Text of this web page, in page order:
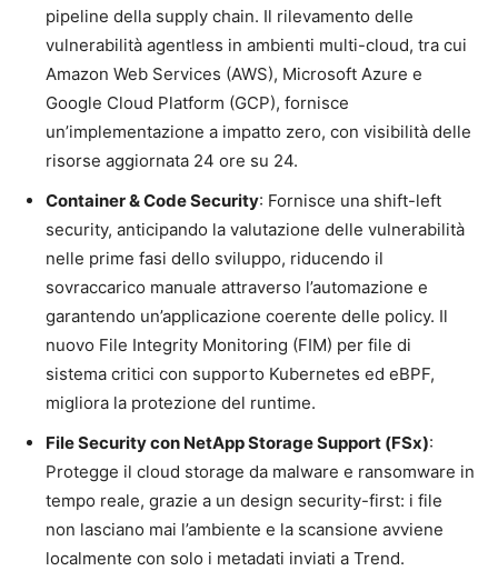
pipeline della supply chain. Il rilevamento delle
vulnerabilità agentless in ambienti multi-cloud, tra cui
Amazon Web Services (AWS), Microsoft Azure e
Google Cloud Platform (GCP), fornisce
un’implementazione a impatto zero, con visibilità delle
risorse aggiornata 24 ore su 24.
Container & Code Security: Fornisce una shift-left
security, anticipando la valutazione delle vulnerabilità
nelle prime fasi dello sviluppo, riducendo il
sovraccarico manuale attraverso l’automazione e
garantendo un’applicazione coerente delle policy. Il
nuovo File Integrity Monitoring (FIM) per file di
sistema critici con supporto Kubernetes ed eBPF,
migliora la protezione del runtime.
File Security con NetApp Storage Support (FSx):
Protegge il cloud storage da malware e ransomware in
tempo reale, grazie a un design security-first: i file
non lasciano mai l’ambiente e la scansione avviene
localmente con solo i metadati inviati a Trend.